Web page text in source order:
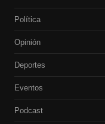
Política
Opinión
Deportes
Eventos
Podcast